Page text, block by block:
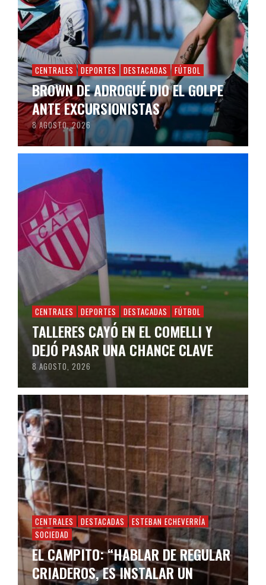
CENTRALES DEPORTES DESTACADAS FÚTBOL
BROWN DE ADROGUÉ DIO EL GOLPE
ANTE EXCURSIONISTAS
8 AGOSTO, 2026
CENTRALES DEPORTES DESTACADAS FÚTBOL
TALLERES CAYÓ EN EL COMELLI Y
DEJÓ PASAR UNA CHANCE CLAVE
8 AGOSTO, 2026
CENTRALES DESTACADAS
ESTEBAN ECHEVERRÍA
SOCIEDAD
EL CAMPITO: “HABLAR DE REGULAR
CRIADEROS, ES INSTALAR UN